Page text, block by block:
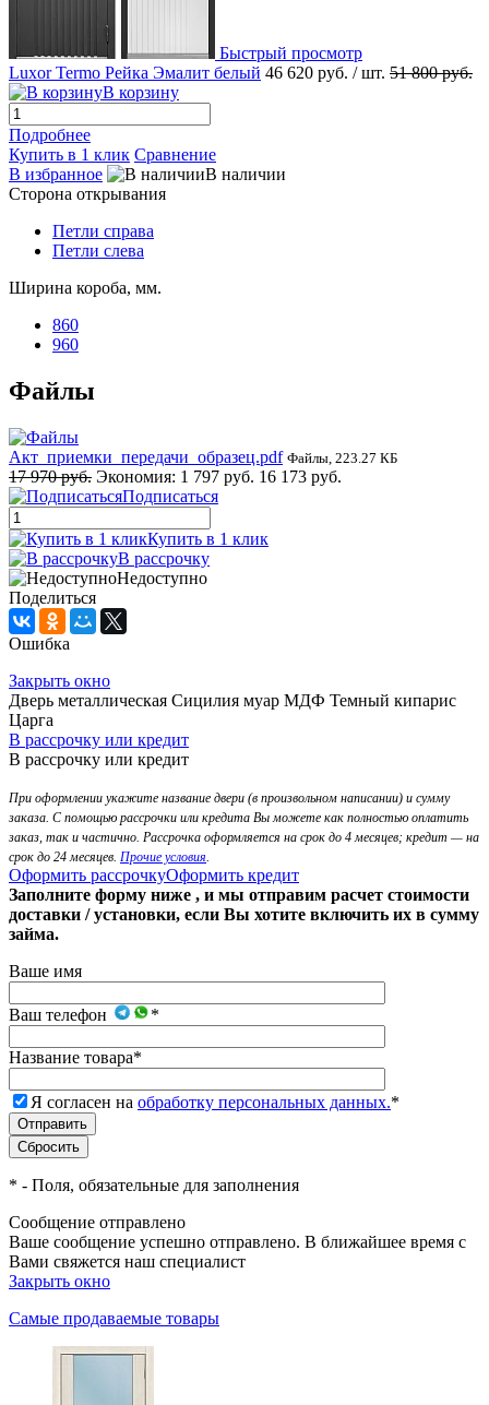
Быстрый просмотр
Luxor Termo Рейка Эмалит белый 46 620 руб. / шт. 51 800 руб.
В корзину
Подробнее
Купить в 1 клик Сравнение
В избранное
В наличии
Сторона открывания
Петли справа
Петли слева
Ширина короба, мм.
860
960
Файлы
Акт_приемки_передачи_образец.pdf Файлы, 223.27 КБ
17 970 руб. Экономия: 1 797 руб. 16 173 руб.
Подписаться
Купить в 1 клик
В рассрочку
Недоступно
Поделиться
Ошибка
Закрыть окно
Дверь металлическая Сицилия муар МДФ Темный кипарис
Царга
В рассрочку или кредит
В рассрочку или кредит
При оформлении укажите название двери (в произвольном написании) и сумму
заказа. С помощью рассрочки или кредита Вы можете как полностью оплатить
заказ, так и частично. Рассрочка оформляется на срок до 4 месяцев; кредит — на
срок до 24 месяцев. Прочие условия.
Оформить рассрочкуОформить кредит
Заполните форму ниже , и мы отправим расчет стоимости
доставки / установки, если Вы хотите включить их в сумму
займа.
Ваше имя
Ваш телефон *
Название товара*
Я согласен на обработку персональных данных.*
* - Поля, обязательные для заполнения
Сообщение отправлено
Ваше сообщение успешно отправлено. В ближайшее время с
Вами свяжется наш специалист
Закрыть окно
Самые продаваемые товары